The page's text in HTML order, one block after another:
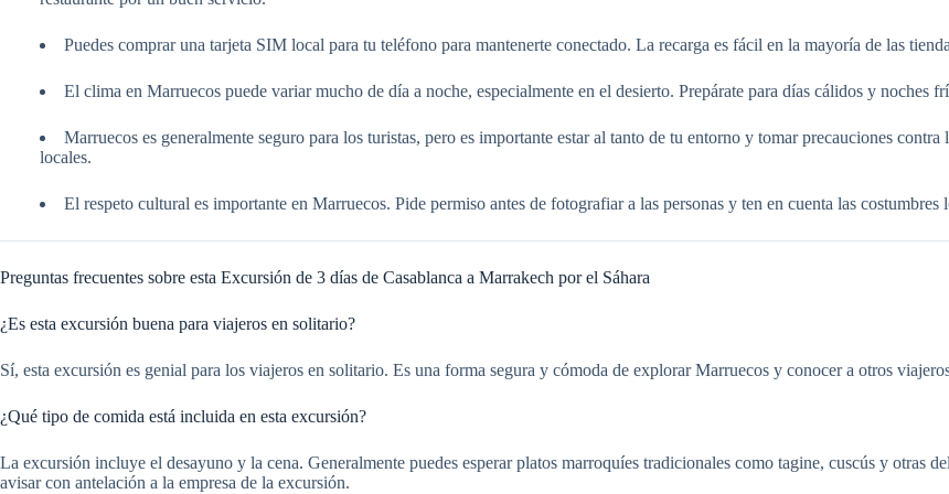
Puedes comprar una tarjeta SIM local para tu teléfono para mantenerte conectado. La recarga es fácil en la mayoría de las
El clima en Marruecos puede variar mucho de día a noche, especialmente en el desierto. Prepárate para días cálidos y noches
Marruecos es generalmente seguro para los turistas, pero es importante estar al tanto de tu entorno y tomar precauciones
locales.
El respeto cultural es importante en Marruecos. Pide permiso antes de fotografiar a las personas y ten en cuenta las costumbres
Preguntas frecuentes sobre esta Excursión de 3 días de Casablanca a Marrakech por el Sáhara
¿Es esta excursión buena para viajeros en solitario?
Sí, esta excursión es genial para los viajeros en solitario. Es una forma segura y cómoda de explorar Marruecos y conocer a otros
¿Qué tipo de comida está incluida en esta excursión?
La excursión incluye el desayuno y la cena. Generalmente puedes esperar platos marroquíes tradicionales como tagine, cuscús y otras
avisar con antelación a la empresa de la excursión.